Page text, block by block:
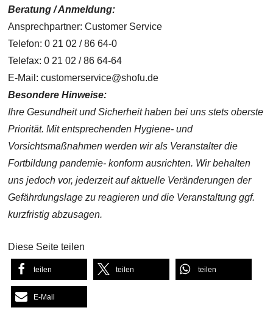
Beratung / Anmeldung:
Ansprechpartner: Customer Service
Telefon: 0 21 02 / 86 64-0
Telefax: 0 21 02 / 86 64-64
E-Mail: customerservice@shofu.de
Besondere Hinweise:
Ihre Gesundheit und Sicherheit haben bei uns stets oberste
Priorität. Mit entsprechenden Hygiene- und
Vorsichtsmaßnahmen werden wir als Veranstalter die
Fortbildung pandemie- konform ausrichten. Wir behalten
uns jedoch vor, jederzeit auf aktuelle Veränderungen der
Gefährdungslage zu reagieren und die Veranstaltung ggf.
kurzfristig abzusagen.
Diese Seite teilen
teilen teilen teilen
E-Mail